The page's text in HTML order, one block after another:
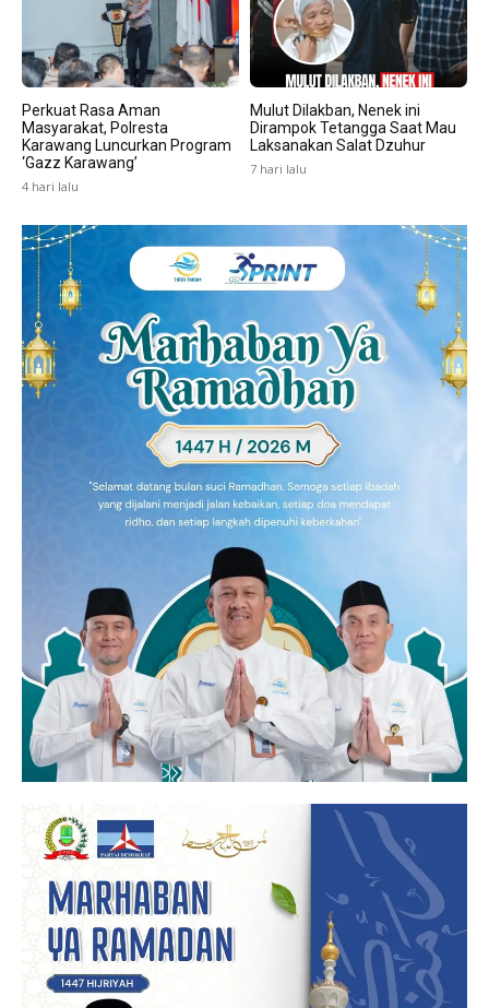
Perkuat Rasa Aman
Masyarakat, Polresta
Karawang Luncurkan Program
‘Gazz Karawang’
4 hari lalu
Mulut Dilakban, Nenek ini
Dirampok Tetangga Saat Mau
Laksanakan Salat Dzuhur
7 hari lalu